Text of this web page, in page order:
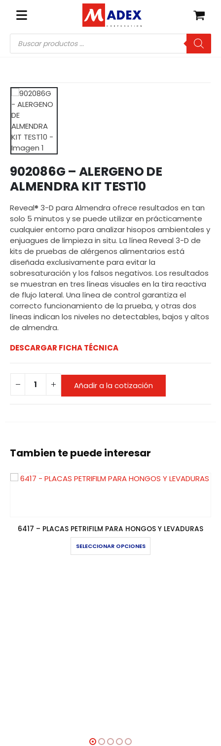
Búsqueda
de
productos
902086G – ALERGENO DE
ALMENDRA KIT TEST10
Reveal® 3-D para Almendra ofrece resultados en tan
solo 5 minutos y se puede utilizar en prácticamente
cualquier entorno para analizar hisopos ambientales y
enjuagues de limpieza in situ. La línea Reveal 3-D de
kits de pruebas de alérgenos alimentarios está
diseñada exclusivamente para evitar la
sobresaturación y los falsos negativos. Los resultados
se muestran en tres líneas visuales en la tira reactiva
de flujo lateral. Una línea de control garantiza el
correcto funcionamiento de la prueba, y otras dos
líneas indican los niveles no detectables, bajos y altos
de almendra.
DESCARGAR FICHA TÉCNICA
Añadir a la cotización
Tambien te puede interesar
6417 – PLACAS PETRIFILM PARA HONGOS Y LEVADURAS
SELECCIONAR OPCIONES
Este producto tiene múltiples variantes. Las opciones se pueden elegir en la página de producto